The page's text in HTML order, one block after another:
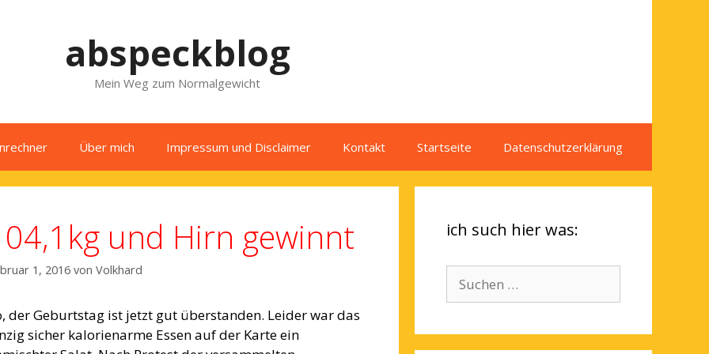
abspeckblog
Mein Weg zum Normalgewicht
Über mich Impressum und Disclaimer Kontakt Startseite Datenschutzerklärung
und Hirn gewinnt
1, 2016 von Volkhard
der Geburtstag ist jetzt gut überstanden. Leider war das
sicher kalorienarme Essen auf der Karte ein
ich such hier was:
nach: